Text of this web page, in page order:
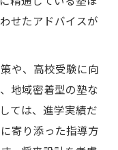
指導の特徴とは
はの観点
安心感を与える
と解消ポイント
する指導方法
せたアドバイスが
や、高校受験に向
地域密着型の塾な
ては、進学実績だ
寄り添った指導方